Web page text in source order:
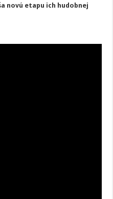
novú etapu ich hudobnej